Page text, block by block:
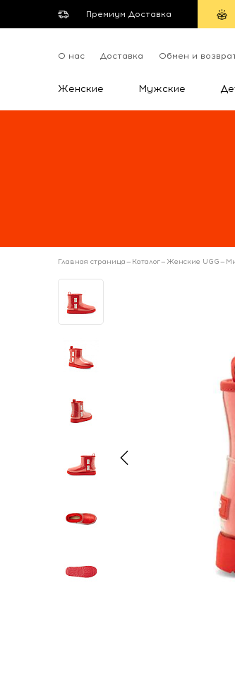
Премиум Доставка
О нас Доставка Обмен и
Женские Мужские
Главная страница— Каталог— Женские UGG—